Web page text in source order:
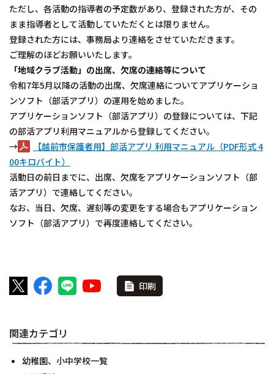
ただし、各活動の指導者の予定数があり、登録された方が、その
まま指導者として活動していただくとは限りません。
登録された方には、事務局より連絡をさせていただきます。
ご理解のほどお願いいたします。
「地域クラブ活動」の出席、欠席の連絡等について
令和7年5月以降の活動の出席、欠席連絡についてアプリケーショ
ンソフト（部活アプリ）の運用を始めました。
アプリケーションソフト（部活アプリ）の登録については、下記
の部活アプリ利用マニュアルから登録してください。
→
【越前市保護者用】部活アプリ 利用マニュアル（PDF形式 4
00キロバイト）
活動日の前日までに、出席、欠席をアプリケーションソフト（部
活アプリ）で連絡してください。
なお、当日、欠席、遅刻等の変更をする場合もアプリケーション
ソフト（部活アプリ）で再度連絡してください。
印刷
関連カテゴリ
幼稚園、小中学校一覧